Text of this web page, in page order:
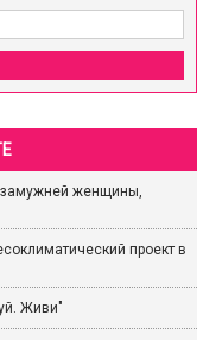
замужней женщины,
проект в
Живи"